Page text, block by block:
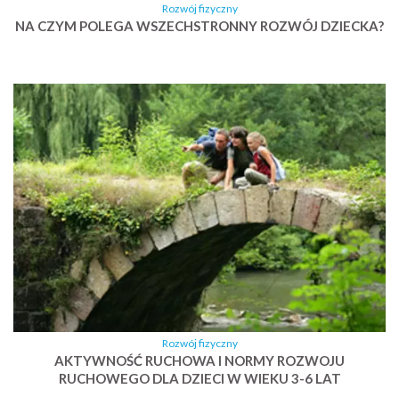
Rozwój fizyczny
NA CZYM POLEGA WSZECHSTRONNY ROZWÓJ DZIECKA?
Rozwój fizyczny
AKTYWNOŚĆ RUCHOWA I NORMY ROZWOJU
RUCHOWEGO DLA DZIECI W WIEKU 3-6 LAT